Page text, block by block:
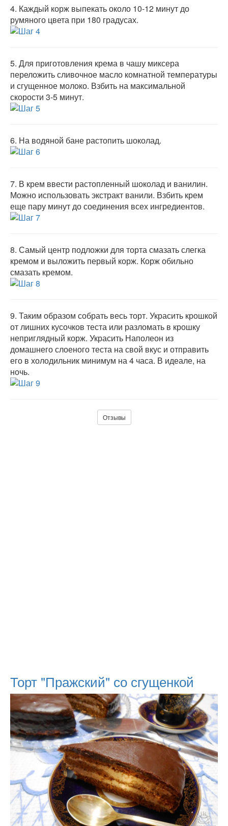
4. Каждый корж выпекать около 10-12 минут до
румяного цвета при 180 градусах.
5. Для приготовления крема в чашу миксера
переложить сливочное масло комнатной температуры
и сгущенное молоко. Взбить на максимальной
скорости 3-5 минут.
6. На водяной бане растопить шоколад.
7. В крем ввести растопленный шоколад и ванилин.
Можно использовать экстракт ванили. Взбить крем
еще пару минут до соединения всех ингредиентов.
8. Самый центр подложки для торта смазать слегка
кремом и выложить первый корж. Корж обильно
смазать кремом.
9. Таким образом собрать весь торт. Украсить крошкой
от лишних кусочков теста или разломать в крошку
неприглядный корж. Украсить Наполеон из
домашнего слоеного теста на свой вкус и отправить
его в холодильник минимум на 4 часа. В идеале, на
ночь.
Отзывы
Торт "Пражский" со сгущенкой